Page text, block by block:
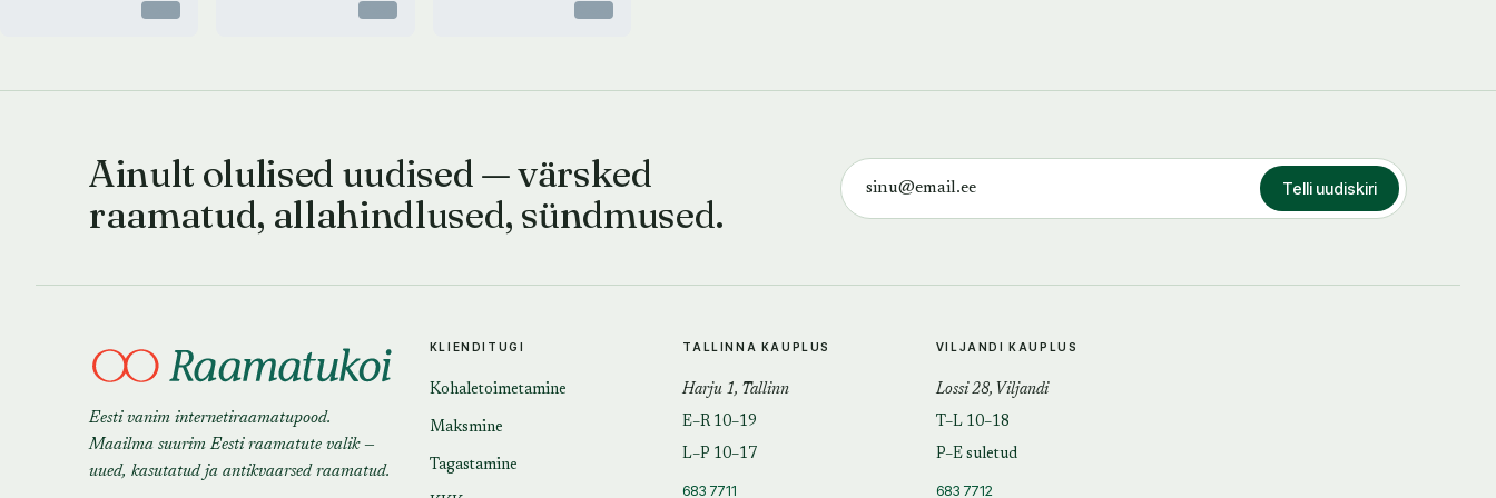
Ainult olulised uudised — värsked
raamatud, allahindlused, sündmused.
Telli uudiskiri
Eesti vanim internetiraamatupood.
Maailma suurim Eesti raamatute valik —
uued, kasutatud ja antikvaarsed raamatud.
KLIENDITUGI
Kohaletoimetamine
Maksmine
Tagastamine
TALLINNA KAUPLUS
Harju 1, Tallinn
E–R 10–19
L–P 10–17
683 7711
VILJANDI KAUPLUS
Lossi 28, Viljandi
T–L 10–18
P–E suletud
683 7712